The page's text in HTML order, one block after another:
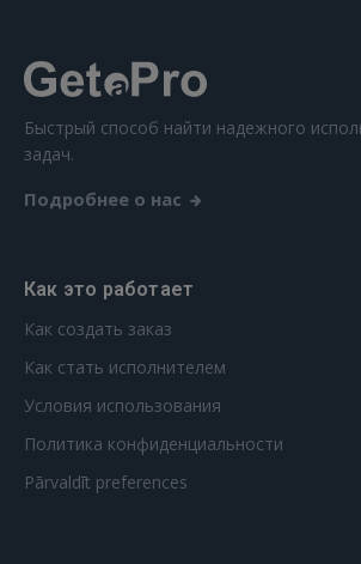
Быстрый способ найти надежного
задач.
Подробнее о нас
Как это работает
Как создать заказ
Как стать исполнителем
Условия использования
Политика конфиденциальности
Pārvaldīt preferences